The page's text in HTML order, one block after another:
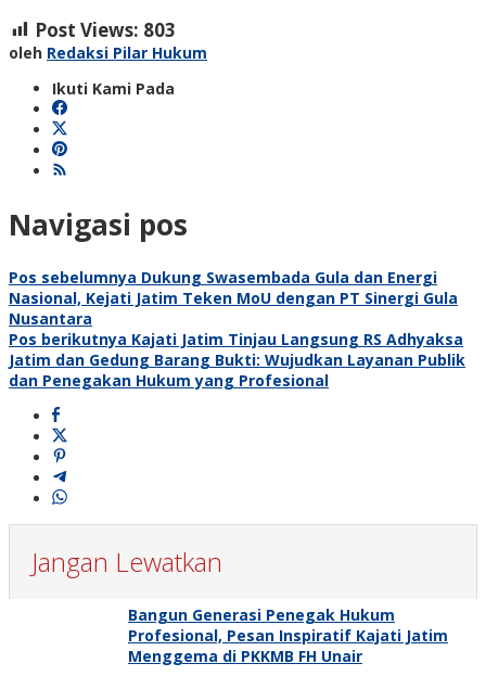
Post Views: 803
oleh Redaksi Pilar Hukum
Ikuti Kami Pada
Navigasi pos
Pos sebelumnya Dukung Swasembada Gula dan Energi
Nasional, Kejati Jatim Teken MoU dengan PT Sinergi Gula
Nusantara
Pos berikutnya Kajati Jatim Tinjau Langsung RS Adhyaksa
Jatim dan Gedung Barang Bukti: Wujudkan Layanan Publik
dan Penegakan Hukum yang Profesional
Jangan Lewatkan
Bangun Generasi Penegak Hukum
Profesional, Pesan Inspiratif Kajati Jatim
Menggema di PKKMB FH Unair